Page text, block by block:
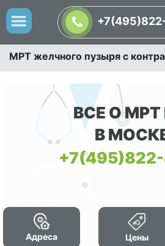
МРТ желчного пузыря с
ВСЕ О МРТ
В
Адреса Цены